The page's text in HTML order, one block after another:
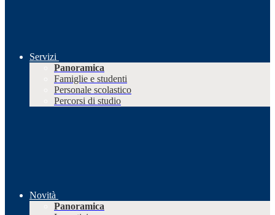
Servizi
Panoramica
Famiglie e studenti
Personale scolastico
Percorsi di studio
Novità
Panoramica